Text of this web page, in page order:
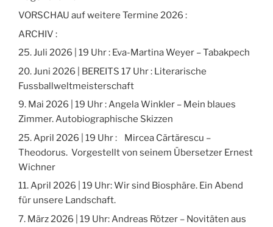
VORSCHAU auf weitere Termine 2026 :
ARCHIV :
25. Juli 2026 | 19 Uhr : Eva-Martina Weyer – Tabakpech
20. Juni 2026 | BEREITS 17 Uhr : Literarische
Fussballweltmeisterschaft
9. Mai 2026 | 19 Uhr : Angela Winkler – Mein blaues
Zimmer. Autobiographische Skizzen
25. April 2026 | 19 Uhr : Mircea Cărtărescu –
Theodorus. Vorgestellt von seinem Übersetzer Ernest
Wichner
11. April 2026 | 19 Uhr: Wir sind Biosphäre. Ein Abend
für unsere Landschaft.
7. März 2026 | 19 Uhr: Andreas Rötzer – Novitäten aus